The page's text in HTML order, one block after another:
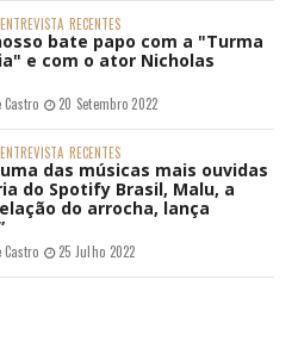
ENTREVISTA RECENTES
bate papo com a "Turma
e com o ator Nicholas
Castro 20 Setembro 2022
ENTREVISTA RECENTES
das músicas mais ouvidas
do Spotify Brasil, Malu, a
do arrocha, lança
Castro 25 Julho 2022